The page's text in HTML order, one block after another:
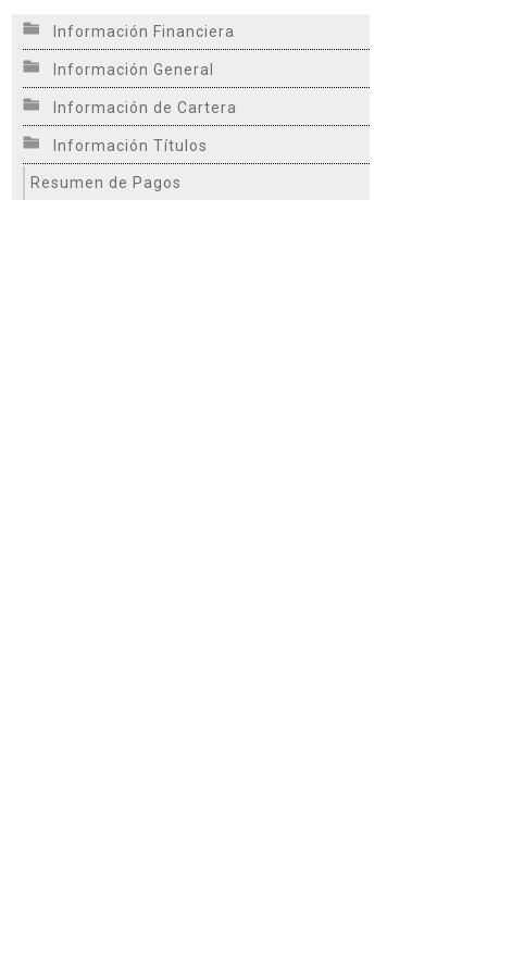
Información Financiera
Información General
Información de Cartera
Información Títulos
Resumen de Pagos